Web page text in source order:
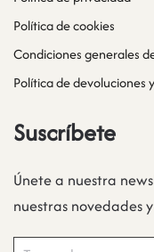
Política de cookies
Condiciones generales
Política de devoluciones
Suscríbete
Únete a nuestra
nuestras novedades